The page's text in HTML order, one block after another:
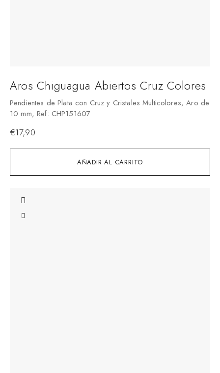
AÑADIR AL CARRITO
Aros Chiguagua Abiertos Cruz Colores
Pendientes de Plata con Cruz y Cristales Multicolores, Aro de
10 mm, Ref: CHP151607
€17,90